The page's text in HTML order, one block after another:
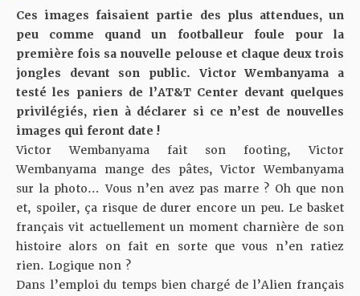
Ces images faisaient partie des plus attendues, un
peu comme quand un footballeur foule pour la
première fois sa nouvelle pelouse et claque deux trois
jongles devant son public. Victor Wembanyama a
testé les paniers de l’AT&T Center devant quelques
privilégiés, rien à déclarer si ce n’est de nouvelles
images qui feront date !
Victor Wembanyama fait son footing, Victor
Wembanyama mange des pâtes, Victor Wembanyama
sur la photo… Vous n’en avez pas marre ? Oh que non
et, spoiler, ça risque de durer encore un peu. Le basket
français vit actuellement un moment charnière de son
histoire alors on fait en sorte que vous n’en ratiez
rien. Logique non ?
Dans l’emploi du temps bien chargé de l’Alien français